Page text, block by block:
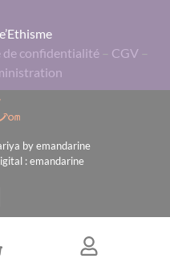
de confidentialité – CGV –
by emandarine
: emandarine